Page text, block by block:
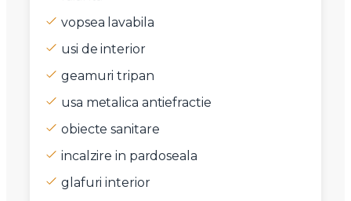
vopsea lavabila
usi de interior
geamuri tripan
usa metalica antiefractie
obiecte sanitare
incalzire in pardoseala
glafuri interior